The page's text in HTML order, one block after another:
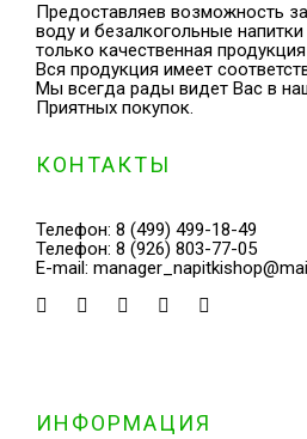
Предоставляев возможность
воду и безалкогольные
только качественная
Вся продукция имеет
Мы всегда рады видет Вас в
Приятных покупок.
КОНТАКТЫ
Телефон: 8 (499) 499-18-49
Телефон: 8 (926) 803-77-05
E-mail:
ИНФОРМАЦИЯ